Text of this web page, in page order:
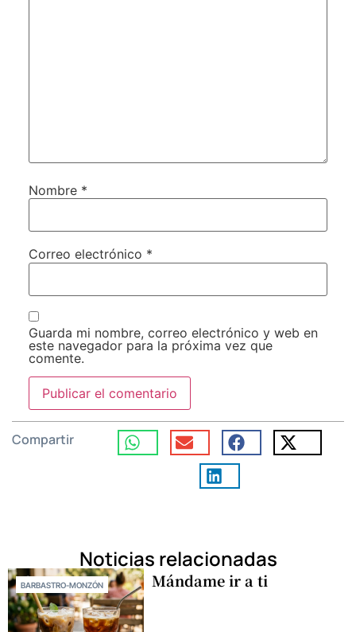
Nombre *
Correo electrónico *
Guarda mi nombre, correo electrónico y web en
este navegador para la próxima vez que
comente.
Compartir
Noticias relacionadas
BARBASTRO-MONZÓN Mándame ir a ti